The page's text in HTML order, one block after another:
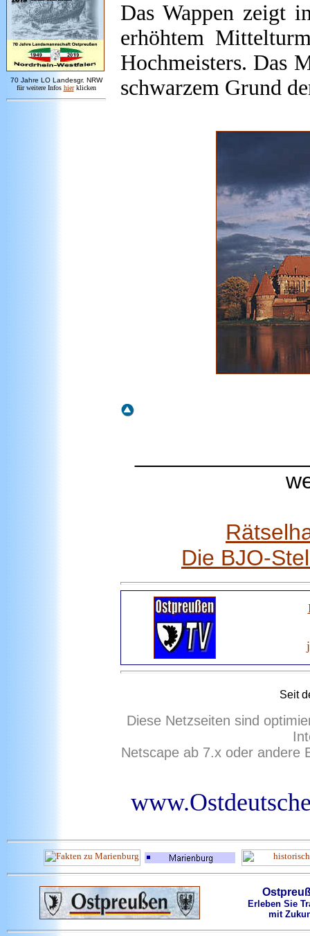
70 Jahre LO Landesgr. NRW
für weitere Infos hier klicken
Das Wappen zeigt
erhöhtem
Hochmeisters. Das
schwarzem Grund
Die BJO-
Seit
Diese Netzseiten sind
Netscape ab 7.x oder andere
Erleben Sie
mit